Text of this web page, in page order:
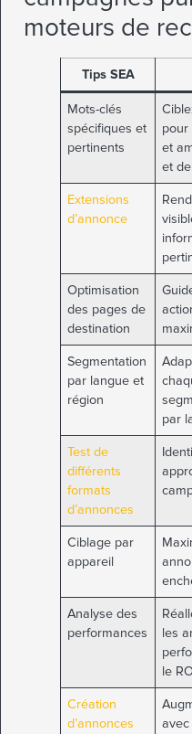
moteurs de
Tips SEA
Mots-clés
spécifiques et
pertinents
pour
et
et
Extensions
d’annonce
Optimisation
des pages de
destination
Segmentation
par langue et
région
par
Test de
différents
formats
d’annonces
Ciblage par
appareil
Analyse des
performances
les
le
Création
d’annonces